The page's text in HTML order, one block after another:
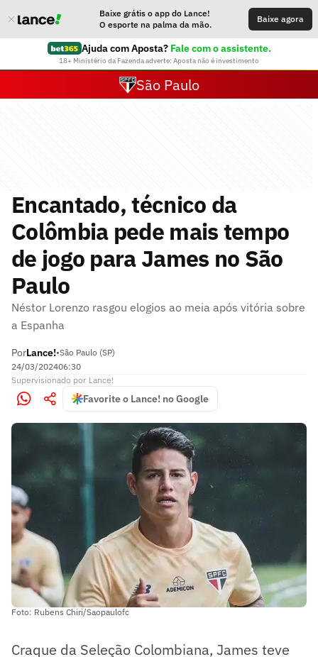
Baixe grátis o app do Lance!
O esporte na palma da mão.
Baixe agora
Ajuda com Aposta? Fale com o assistente.
18+ Ministério da Fazenda adverte: Aposta não é investimento
São Paulo
Encantado, técnico da
Colômbia pede mais tempo
de jogo para James no São
Paulo
Néstor Lorenzo rasgou elogios ao meia após vitória sobre
a Espanha
PorLance!•São Paulo (SP)
24/03/202406:30
Supervisionado por Lance!
Favorite o Lance! no Google
Foto: Rubens Chiri/Saopaulofc
Craque da Seleção Colombiana, James teve